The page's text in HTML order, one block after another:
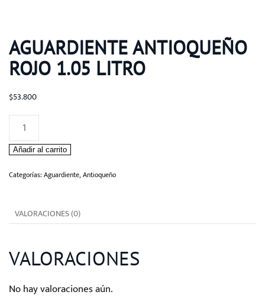
AGUARDIENTE ANTIOQUEÑO
ROJO 1.05 LITRO
$53.800
Aguardiente
Antioqueño
Rojo
1.05
Añadir al carrito
Categorías: Aguardiente,Antioqueño
VALORACIONES (0)
VALORACIONES
No hay valoraciones aún.